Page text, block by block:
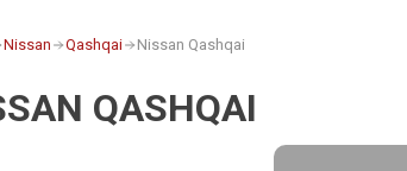
Nissan Qashqai Nissan Qashqai
QASHQAI